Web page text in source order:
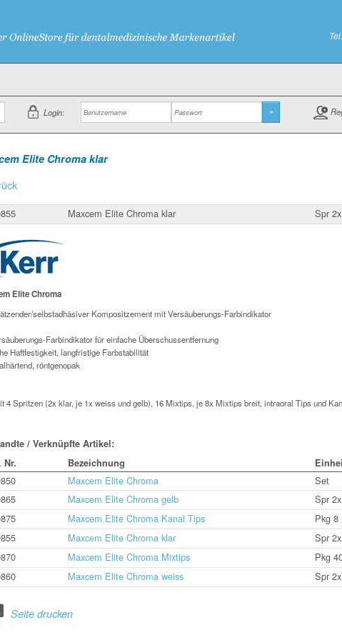
Login: »
Elite Chroma klar
Maxcem Elite Chroma klar Spr
Elite Chroma
selbstadhäsiver Kompositzement mit Versäuberungs-Farbindikator
Farbindikator für einfache Überschussentfernung
Haftfestigkeit, langfristige Farbstabilität
röntgenopak
4 Spritzen (2x klar, je 1x weiss und gelb), 16 Mixtips, je 8x Mixtips breit, intraoral Tips und
/ Verknüpfte Artikel:
Nr.
Bezeichnung
Maxcem Elite Chroma Set
Maxcem Elite Chroma gelb Spr
Maxcem Elite Chroma Kanal Tips Pkg 8
Maxcem Elite Chroma klar Spr
Maxcem Elite Chroma Mixtips Pkg
Maxcem Elite Chroma weiss Spr
Seite drucken